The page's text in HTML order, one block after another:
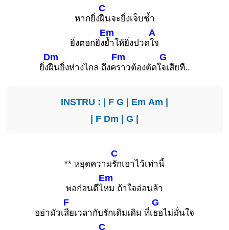
หากยิ่ง
C
ฝืนจะยิ่งเจ็บช้ำ
ยิ่งตอกยิ่ง
Em
ย้ำให้ยิ่งปวด
A
ใจ
ยิ่ง
Dm
ฝืนยิ่งห่างไกล ถึงค
Fm
ราวต้องตัดใ
G
จเสียที..
INSTRU : | F G | Em Am |
| F Dm | G |
** หยุดความ
C
รักเอาไว้เท่านี้
พอก่อนดีไ
Em
หม ถ้าใจอ่อนล้า
อย่ามัวเ
F
สียเวลากับรักเดิมเดิม ที่เ
G
ธอไม่มั่นใจ
C